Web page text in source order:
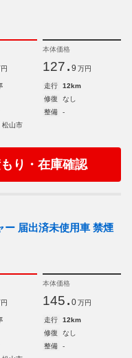
本体価格
127. 9 万円
走行
12km
修復
なし
整備
-
松山市
り・在庫確認
ー 届出済未使用車 禁煙
本体価格
145. 0 万円
走行
12km
修復
なし
整備
-